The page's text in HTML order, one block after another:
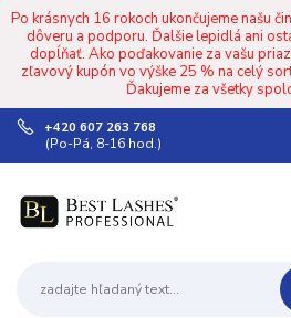
Po krásnych 16 rokoch ukončujeme našu
dôveru a podporu. Ďalšie lepidlá ani
dopĺňať. Ako poďakovanie za vašu
zľavový kupón vo výške 25 % na celý
Ďakujeme za všetky
+420 607 263 768
(Po-Pá, 8-16 hod.)